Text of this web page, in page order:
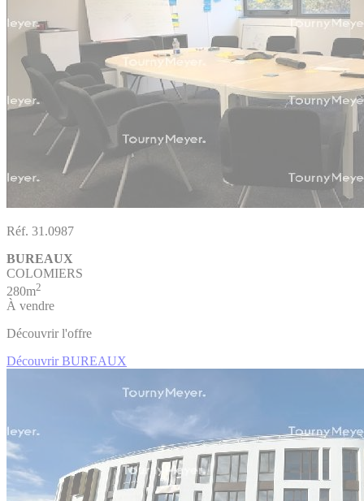
Réf. 31.0987
BUREAUX
COLOMIERS
280m2
À vendre
Découvrir l'offre
Découvrir BUREAUX